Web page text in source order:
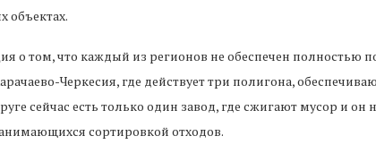
объектах.
о том, что каждый из регионов не обеспечен полностью
Черкесия, где действует три полигона,
сейчас есть только один завод, где сжигают мусор и он
сортировкой отходов.